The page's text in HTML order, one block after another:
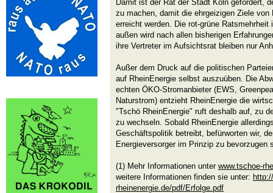
Damit ist der Rat der Stadt Köln gefordert,
zu machen, damit die ehrgeizigen Ziele von
erreicht werden. Die rot-grüne
außen wird nach allen bisherigen
ihre Vertreter im Aufsichtsrat bleiben nur
Außer dem Druck auf die politischen
auf RheinEnergie selbst auszuüben. Die
echten ÖKO-Stromanbieter (EWS,
Naturstrom) entzieht RheinEnergie die
"Tschö RheinEnergie" ruft deshalb auf, zu
zu wechseln. Sobald RheinEnergie
Geschäftspolitik betreibt, befürworten wir,
Energieversorger im Prinzip zu bevorzugen
(1) Mehr Informationen unter www.tschoe-
weitere Informationen finden sie unter:
rheinenergie.de/pdf/Erfolge.pdf